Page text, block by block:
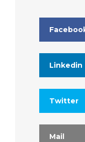
Linkedin
Twitter
Mail